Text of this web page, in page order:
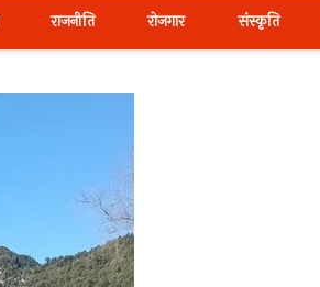
राजनीति रोजगार संस्कृति